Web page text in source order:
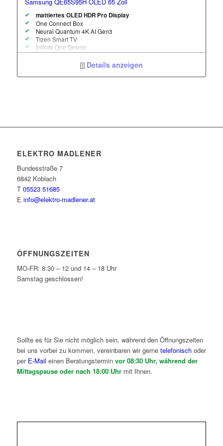
mattiertes OLED HDR Pro Display
One Connect Box
Neural Quantum 4K AI Gen3
Tizen Smart TV
Infinity One Design
Dual Tuner
Details anzeigen
ELEKTRO MADLENER
Bundesstraße 7
6842 Koblach
T 05523 51685
E info@elektro-madlener.at
ÖFFNUNGSZEITEN
MO-FR: 8:30 – 12 und 14 – 18 Uhr
Samstag geschlossen!
Sollte es für Sie nicht möglich sein, während den Öffnungszeiten
bei uns vorbei zu kommen, vereinbaren wir gerne telefonischoder
per E-Mail einen Beratungstermin vor 08:30 Uhr, während der
Mittagspause oder nach 18:00 Uhrmit Ihnen.